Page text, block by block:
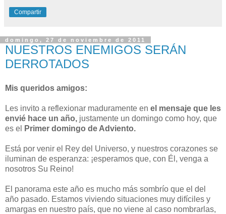
Compartir
domingo, 27 de noviembre de 2011
NUESTROS ENEMIGOS SERÁN
DERROTADOS
Mis queridos amigos:
Les invito a reflexionar maduramente en el mensaje que les
envié hace un año, justamente un domingo como hoy, que
es el
Primer domingo de Adviento.
Está por venir el Rey del Universo, y nuestros corazones se
iluminan de esperanza: ¡esperamos que, con Él, venga a
nosotros Su Reino!
El panorama este año es mucho más sombrío que el del
año pasado. Estamos viviendo situaciones muy difíciles y
amargas en nuestro país, que no viene al caso nombrarlas,